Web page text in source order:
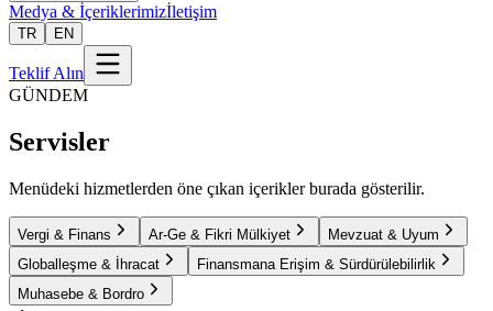
Medya & İçeriklerimizİletişim
TR EN
Teklif Alın
GÜNDEM
Servisler
Menüdeki hizmetlerden öne çıkan içerikler burada gösterilir.
Vergi & Finans Ar-Ge & Fikri Mülkiyet
Mevzuat & Uyum
Globalleşme & İhracat
Finansmana Erişim & Sürdürülebilirlik
Muhasebe & Bordro